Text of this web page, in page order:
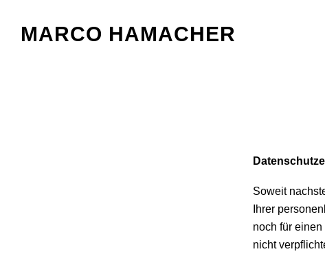
MARCO HAMACHER
Soweit
Ihrer
noch für
nicht